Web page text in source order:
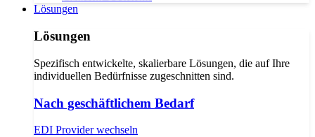
Lösungen
Lösungen
Spezifisch entwickelte, skalierbare Lösungen, die auf Ihre
individuellen Bedürfnisse zugeschnitten sind.
Nach geschäftlichem Bedarf
EDI Provider wechseln